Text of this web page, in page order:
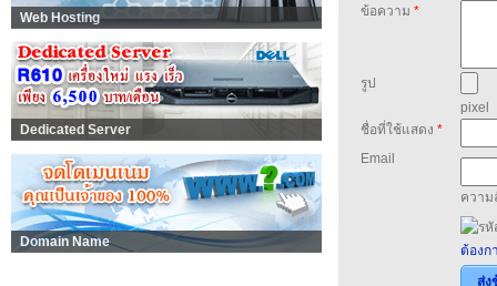
Web Hosting
Dedicated Server
Domain Name
ข้อความ *
รูป
pixel
ชื่อที่ใช้แสดง *
Email
ความ
ต้องก
ส่ง